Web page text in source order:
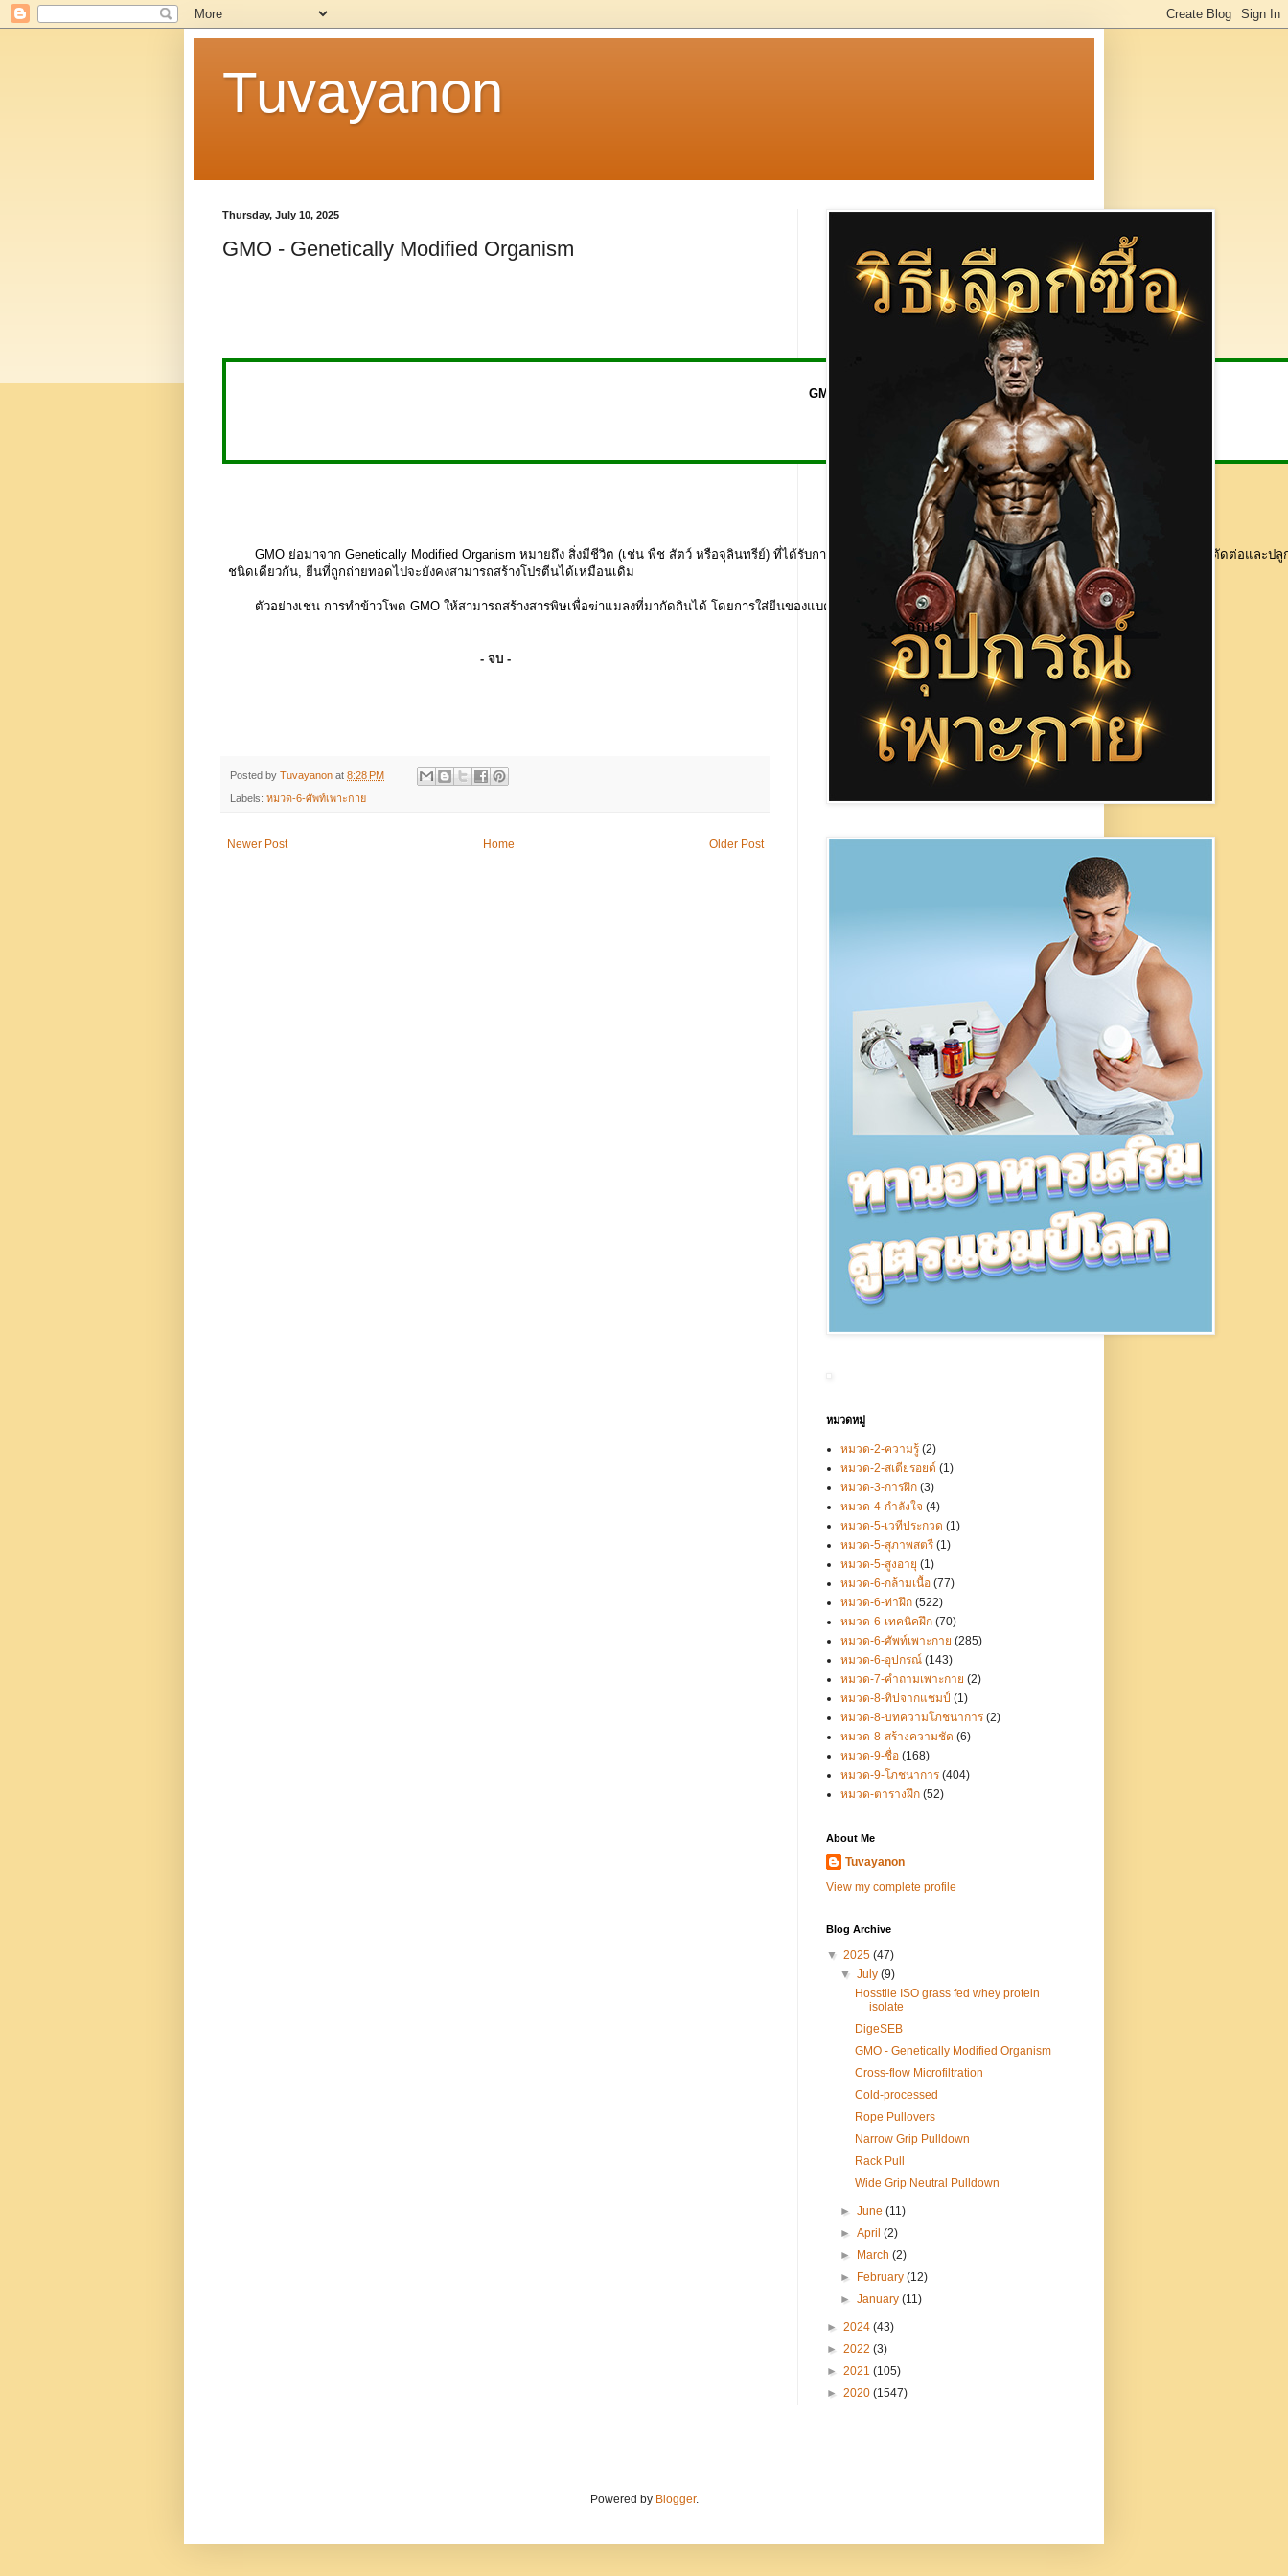
Tuvayanon
Thursday, July 10, 2025
GMO - Genetically Modified Organism
GMO - Genetically Modified Organism
ข้างล่างนี้)
GMO ย่อมาจาก Genetically Modified Organism หมายถึง สิ่งมีชีวิต (เช่น พืช สัตว์ หรือจุลินทรีย์) ที่ได้รับการเปลี่ยนแปลงสารพันธุกรรม โดยใช้เทคนิคทางพันธุวิศวกรรมซึ่งก็คือการตัดต่อและป
ชนิดเดียวกัน, ยีนที่ถูกถ่ายทอดไปจะยังคงสามารถสร้างโปรตีนได้เหมือนเดิม
ตัวอย่างเช่น การทำข้าวโพด GMO ให้สามารถสร้างสารพิษเพื่อฆ่าแมลงที่มากัดกินได้ โดยการใส่ยีนของแบคทีเรีย Bacillus thuringiensis เข้าไปในยีนของข้าวโพด
- จบ -
Posted by Tuvayanon at 8:28 PM
Labels: หมวด-6-ศัพท์เพาะกาย
Newer Post Older Post
Home
หมวดหมู่
หมวด-2-ความรู้ (2)
หมวด-2-สเตียรอยด์ (1)
หมวด-3-การฝึก (3)
หมวด-4-กำลังใจ (4)
หมวด-5-เวทีประกวด (1)
หมวด-5-สุภาพสตรี (1)
หมวด-5-สูงอายุ (1)
หมวด-6-กล้ามเนื้อ (77)
หมวด-6-ท่าฝึก (522)
หมวด-6-เทคนิคฝึก (70)
หมวด-6-ศัพท์เพาะกาย (285)
หมวด-6-อุปกรณ์ (143)
หมวด-7-คำถามเพาะกาย (2)
หมวด-8-ทิปจากแชมป์ (1)
หมวด-8-บทความโภชนาการ (2)
หมวด-8-สร้างความชัด (6)
หมวด-9-ชื่อ (168)
หมวด-9-โภชนาการ (404)
หมวด-ตารางฝึก (52)
About Me
Tuvayanon
View my complete profile
Blog Archive
▼ 2025 (47)
▼July(9)
Hosstile ISO grass fed whey protein
isolate
DigeSEB
GMO - Genetically Modified Organism
Cross-flow Microfiltration
Cold-processed
Rope Pullovers
Narrow Grip Pulldown
Rack Pull
Wide Grip Neutral Pulldown
►June(11)
►April(2)
►
March(2)
►
February(12)
►January(11)
► 2024 (43)
► 2022 (3)
► 2021 (105)
► 2020 (1547)
Powered by Blogger.